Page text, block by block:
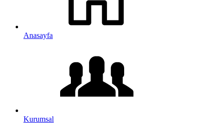
Anasayfa
Kurumsal